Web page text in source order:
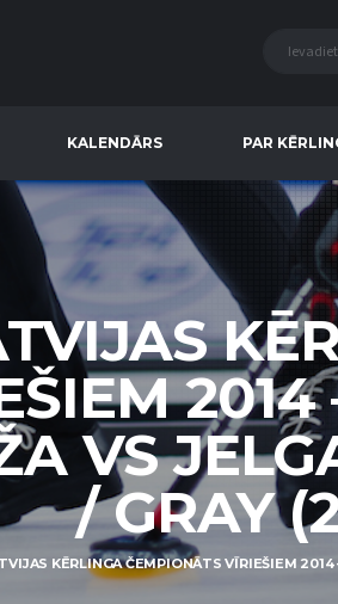
KALENDĀRS PAR
VS
/ GRAY
KĒRLINGA ČEMPIONĀTS VĪRIEŠIEM